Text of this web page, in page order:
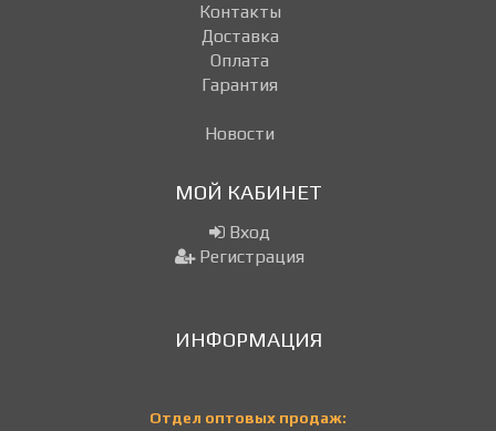
Контакты
Доставка
Оплата
Гарантия
Новости
МОЙ КАБИНЕТ
Вход
Регистрация
ИНФОРМАЦИЯ
Отдел оптовых продаж: